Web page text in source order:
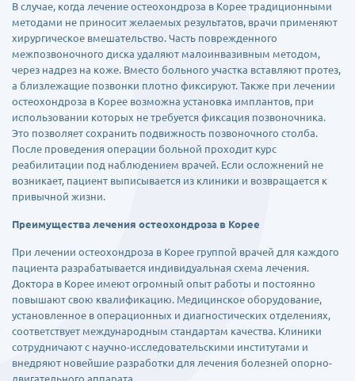
В случае, когда лечение остеохондроза в Корее традиционными
методами не приносит желаемых результатов, врачи применяют
хирургическое вмешательство. Часть поврежденного
межпозвоночного диска удаляют малоинвазивным методом,
через надрез на коже. Вместо больного участка вставляют протез,
а близлежащие позвонки плотно фиксируют. Также при лечении
остеохондроза в Корее возможна установка имплантов, при
использовании которых не требуется фиксация позвоночника.
Это позволяет сохранить подвижность позвоночного столба.
После проведения операции больной проходит курс
реабилитации под наблюдением врачей. Если осложнений не
возникает, пациент выписывается из клиники и возвращается к
привычной жизни.
Преимущества лечения остеохондроза в Корее
При лечении остеохондроза в Корее группой врачей для каждого
пациента разрабатывается индивидуальная схема лечения.
Доктора в Корее имеют огромный опыт работы и постоянно
повышают свою квалификацию. Медицинское оборудование,
установленное в операционных и диагностических отделениях,
соответствует международным стандартам качества. Клиники
сотрудничают с научно-исследовательскими институтами и
внедряют новейшие разработки для лечения болезней опорно-
двигательного аппарата.